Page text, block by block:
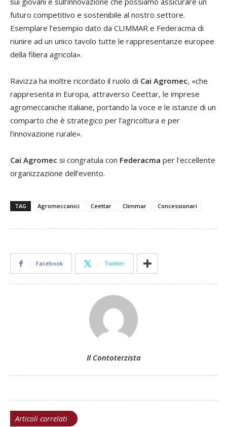
futuro competitivo e sostenibile al nostro settore.
Esemplare l’esempio dato da CLIMMAR e Federacma di
riunire ad un unico tavolo tutte le rappresentanze europee
della filiera agricola».
Ravizza ha inoltre ricordato il ruolo di Cai Agromec, «che
rappresenta in Europa, attraverso Ceettar, le imprese
agromeccaniche italiane, portando la voce e le istanze di un
comparto che è strategico per l’agricoltura e per
l’innovazione rurale».
Cai Agromec si congratula con Federacma per l’eccellente
organizzazione dell’evento.
TAG Agromeccanici Ceettar Climmar Concessionari
Facebook Twitter
Il Contoterzista
Articoli correlati